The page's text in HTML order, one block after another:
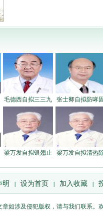
毛德西自拟三三九 张士卿自拟防哮
梁万发自拟银翘止 梁万发自拟清热
明 | 设为首页 | 加入收藏 |
章如涉及侵犯版权，请与我们联系。